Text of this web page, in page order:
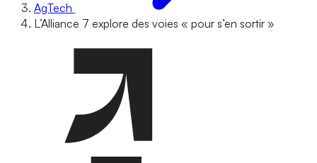
AgTech
L’Alliance 7 explore des voies « pour s’en sortir »